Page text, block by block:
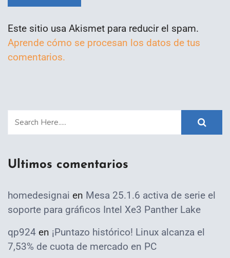
Este sitio usa Akismet para reducir el spam.
Aprende cómo se procesan los datos de tus
comentarios.
Ultimos comentarios
homedesignai en Mesa 25.1.6 activa de serie el
soporte para gráficos Intel Xe3 Panther Lake
qp924 en ¡Puntazo histórico! Linux alcanza el
7,53% de cuota de mercado en PC